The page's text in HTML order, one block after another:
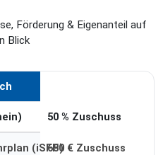
Förderung & Eigenanteil auf
Blick
50 % Zuschuss
(iSFP)650 € Zuschuss